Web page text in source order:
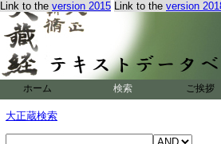
Link to the version 2015 Link to the version
ホーム 検索 ご挨拶
大正蔵検索